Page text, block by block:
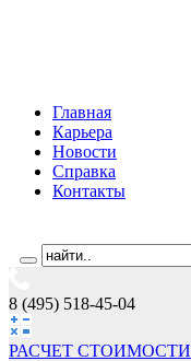
Главная
Карьера
Новости
Справка
Контакты
8 (495) 518-45-04
РАСЧЕТ СТОИМОCТИ